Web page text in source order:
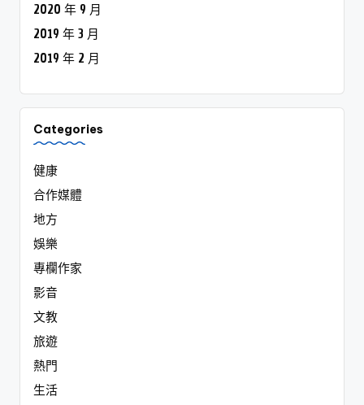
2020 年 9 月
2019 年 3 月
2019 年 2 月
Categories
健康
合作媒體
地方
娛樂
專欄作家
影音
文教
旅遊
熱門
生活